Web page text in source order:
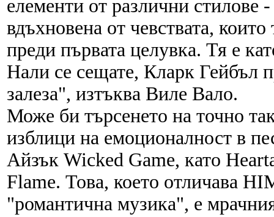
елементи от различни стилове
вдъхновена от чевствата,
преди първата целувка. Тя е
Нали се сещате, Кларк Гейбъл
залеза", изтъква Виле Вало.
Може би търсенето на точно
изблици на емоционалност в
Айзък Wicked Game, като
Flame. Това, което отличава
"романтична музика", е